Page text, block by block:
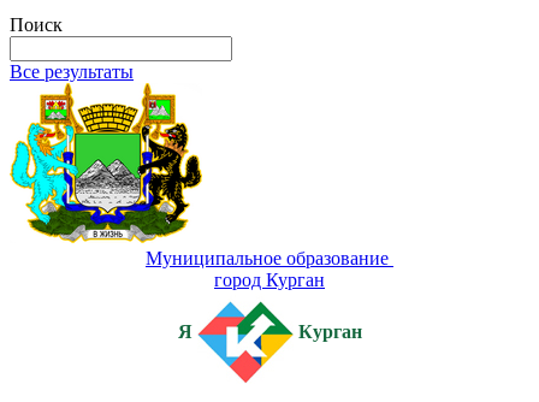
Поиск
Все результаты
Муниципальное образование
город Курган
Я Курган